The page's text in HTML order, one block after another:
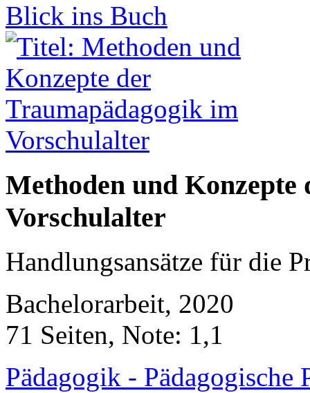
Blick ins Buch
Methoden und
Vorschulalter
Handlungsansätze für die
Bachelorarbeit, 2020
71 Seiten, Note: 1,1
Pädagogik - Pädagogische